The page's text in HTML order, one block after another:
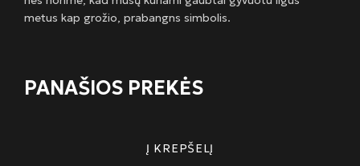
metus kap grožio, prabangns simbolis.
PANAŠIOS PREKĖS
Į KREPŠELĮ